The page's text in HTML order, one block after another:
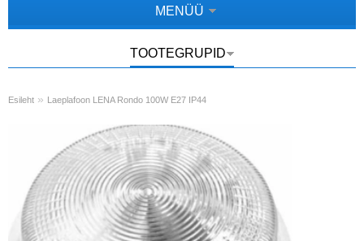
MENÜÜ
TOOTEGRUPID
Esileht » Laeplafoon LENA Rondo 100W E27 IP44